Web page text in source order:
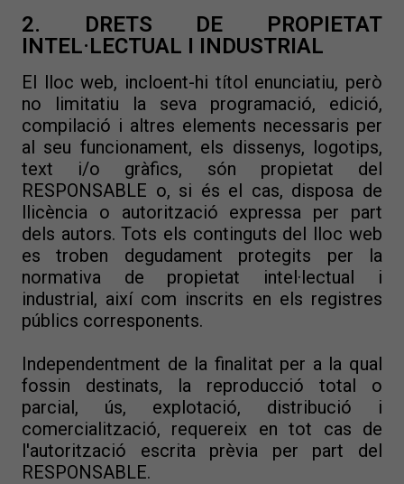
2. DRETS DE PROPIETAT
INTEL·LECTUAL I INDUSTRIAL
El lloc web, incloent-hi títol enunciatiu, però
no limitatiu la seva programació, edició,
compilació i altres elements necessaris per
al seu funcionament, els dissenys, logotips,
text i/o gràfics, són propietat del
RESPONSABLE o, si és el cas, disposa de
llicència o autorització expressa per part
dels autors. Tots els continguts del lloc web
es troben degudament protegits per la
normativa de propietat intel·lectual i
industrial, així com inscrits en els registres
públics corresponents.
Independentment de la finalitat per a la qual
fossin destinats, la reproducció total o
parcial, ús, explotació, distribució i
comercialització, requereix en tot cas de
l'autorització escrita prèvia per part del
RESPONSABLE.